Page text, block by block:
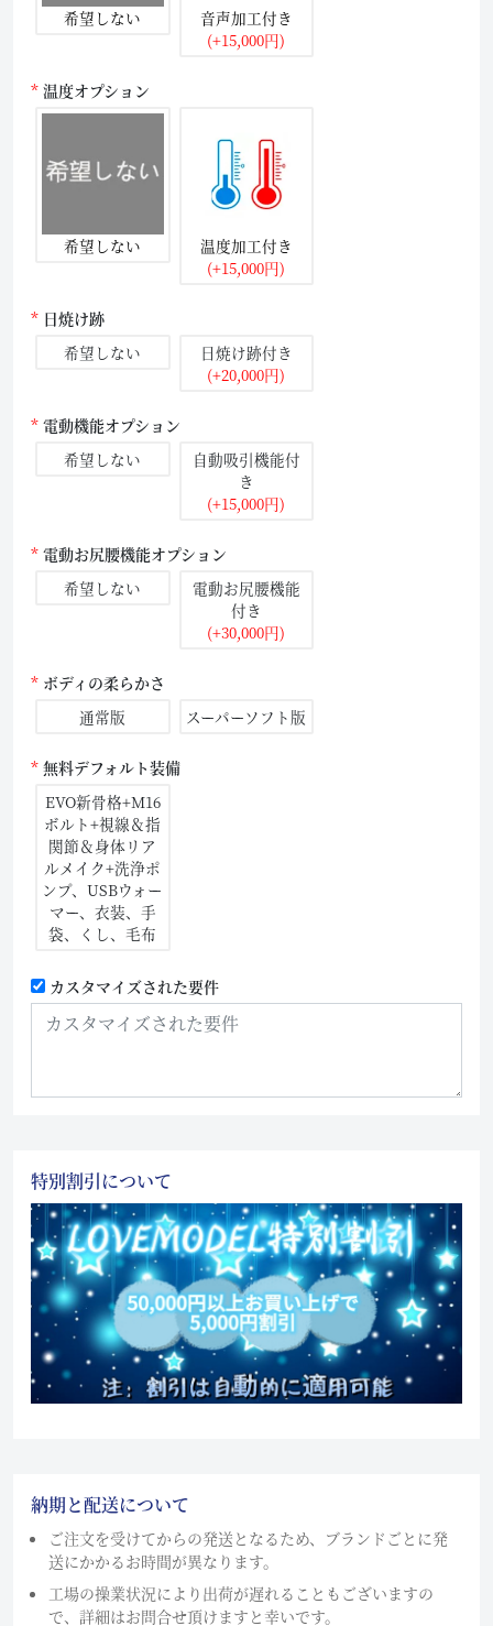
希望しない
音声加工付き
(+15,000円)
温度オプション
希望しない
温度加工付き
(+15,000円)
日焼け跡
希望しない
日焼け跡付き
(+20,000円)
電動機能オプション
希望しない
自動吸引機能付
き
(+15,000円)
電動お尻腰機能オプション
希望しない
電動お尻腰機能
付き
(+30,000円)
ボディの柔らかさ
通常版
スーパーソフト版
無料デフォルト装備
EVO新骨格+M16
ボルト+視線＆指
関節＆身体リア
ルメイク+洗浄ポ
ンプ、USBウォー
マー、衣装、手
袋、くし、毛布
カスタマイズされた要件
特別割引について
納期と配送について
ご注文を受けてからの発送となるため、ブランドごとに発
送にかかるお時間が異なります。
工場の操業状況により出荷が遅れることもございますの
で、詳細はお問合せ頂けますと幸いです。